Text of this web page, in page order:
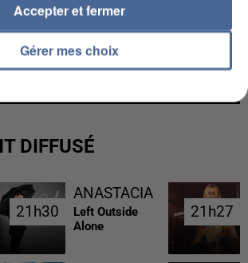
DE L’OISE EMPORTÉE PAR UNE
EN HAUTE-SAVOIE
DIFFUSÉ
21h30
21h30
ANASTACIA
Left Outside
Alone
21h27
21h27
Gérer mes choix
Accepter et fermer